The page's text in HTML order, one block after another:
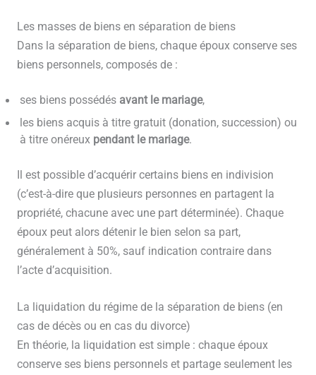
Les masses de biens en séparation de biens
Dans la séparation de biens, chaque époux conserve ses
biens personnels, composés de :
ses biens possédés avant le mariage,
les biens acquis à titre gratuit (donation, succession) ou
à titre onéreux pendant le mariage.
Il est possible d’acquérir certains biens en indivision
(c’est-à-dire que plusieurs personnes en partagent la
propriété, chacune avec une part déterminée). Chaque
époux peut alors détenir le bien selon sa part,
généralement à 50%, sauf indication contraire dans
l’acte d’acquisition.
La liquidation du régime de la séparation de biens (en
cas de décès ou en cas du divorce)
En théorie, la liquidation est simple : chaque époux
conserve ses biens personnels et partage seulement les